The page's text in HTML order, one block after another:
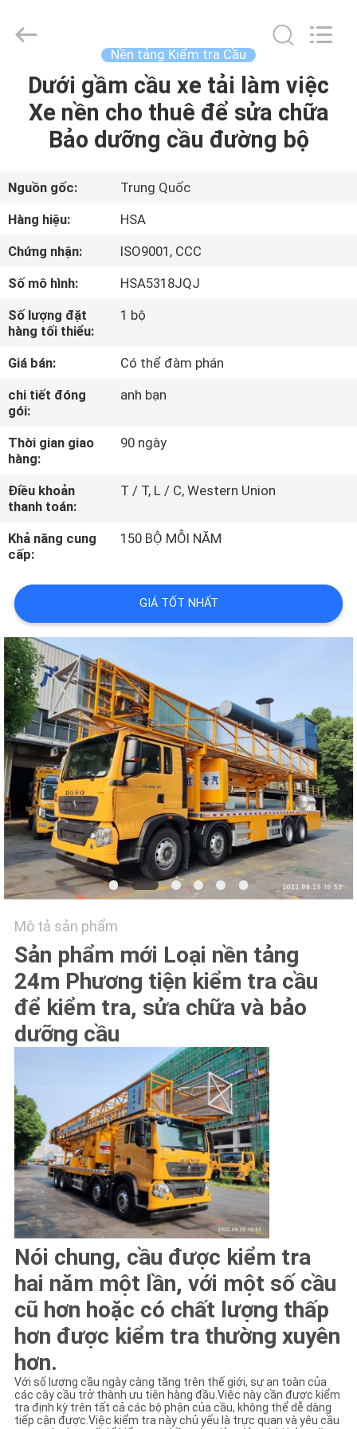
TRANG
CHỦ
SẢN
PHẨM
CHÚNG
TÔI
THAM
QUAN
MÁY
KIỂM
SOÁT
CHẤT
LƯỢNG
LIÊN
HỆ
CHÚNG
TÔI
TIN
TỨC
YÊU
CẦU
BÁO
GIÁ
SƠ
ĐỒ
TRANG
CHÍNH
SÁCH
BẢO
MẬT
2026
HANGZHOU
VEHICLE
Reserved.
Nền tảng Kiểm tra Cầu
Dưới gầm cầu xe tải làm việc
Xe nền cho thuê để sửa chữa
Bảo dưỡng cầu đường bộ
Nguồn gốc:
Trung Quốc
Hàng hiệu:
HSA
Chứng nhận:
ISO9001, CCC
Số mô hình:
HSA5318JQJ
Số lượng đặt
hàng tối thiểu:
1 bộ
Giá bán:
Có thể đàm phán
chi tiết đóng
gói:
anh bạn
Thời gian giao
hàng:
90 ngày
Điều khoản
thanh toán:
T / T, L / C, Western Union
Khả năng cung
cấp:
150 BỘ MỖI NĂM
GIÁ TỐT NHẤT
Mô tả sản phẩm
Sản phẩm mới Loại nền tảng
24m Phương tiện kiểm tra cầu
để kiểm tra, sửa chữa và bảo
dưỡng cầu
Nói chung, cầu được kiểm tra
hai năm một lần, với một số cầu
cũ hơn hoặc có chất lượng thấp
hơn được kiểm tra thường xuyên
hơn.
Với số lượng cầu ngày càng tăng trên thế giới, sự an toàn của
các cây cầu trở thành ưu tiên hàng đầu.Việc này cần được kiểm
tra định kỳ trên tất cả các bộ phận của cầu, không thể dễ dàng
tiếp cận được.Việc kiểm tra này chủ yếu là trực quan và yêu cầu